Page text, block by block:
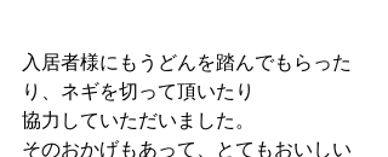
入居者様にもうどんを踏んでもらった
り、ネギを切って頂いたり
協力していただいました。
そのおかげもあって、とてもおいしい